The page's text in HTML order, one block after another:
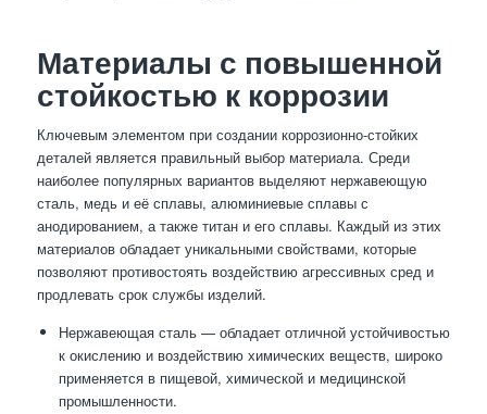
Материалы с повышенной
стойкостью к коррозии
Ключевым элементом при создании коррозионно-стойких
деталей является правильный выбор материала. Среди
наиболее популярных вариантов выделяют нержавеющую
сталь, медь и её сплавы, алюминиевые сплавы с
анодированием, а также титан и его сплавы. Каждый из этих
материалов обладает уникальными свойствами, которые
позволяют противостоять воздействию агрессивных сред и
продлевать срок службы изделий.
Нержавеющая сталь — обладает отличной устойчивостью
к окислению и воздействию химических веществ, широко
применяется в пищевой, химической и медицинской
промышленности.